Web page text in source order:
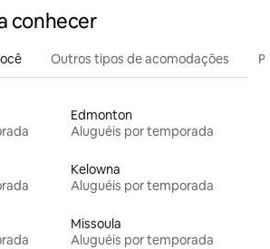
conhecer
Outros tipos de acomodações
Edmonton
Aluguéis por temporada
Kelowna
Aluguéis por temporada
Missoula
Aluguéis por temporada